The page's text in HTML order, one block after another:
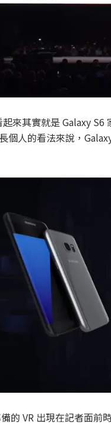
來其實就是 Galaxy
人的看法來說，
的 VR 出現在記者面前